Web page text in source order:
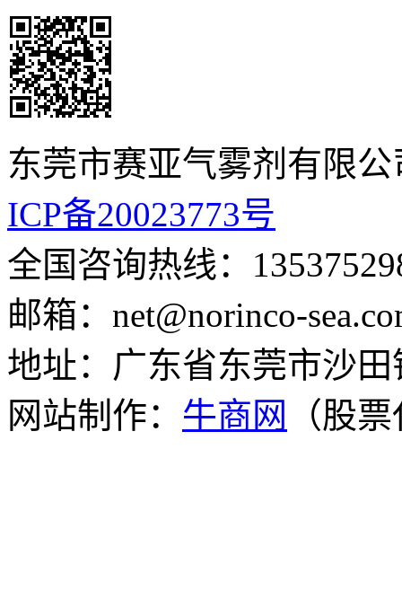
东莞市赛亚气雾剂有
ICP备20023773号
全国咨询热线：
邮箱：net@norinco-
地址：广东省东莞市沙
网站制作： 牛商网 （股